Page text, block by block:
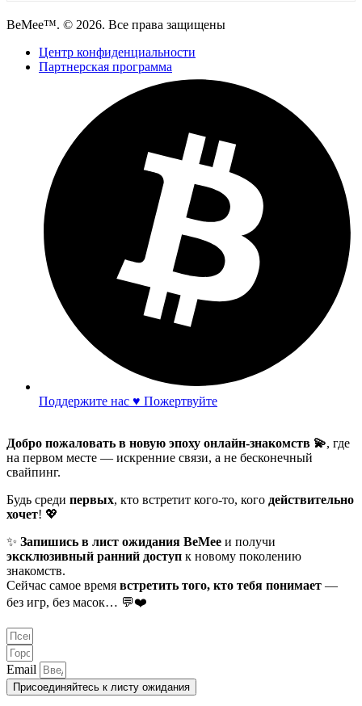
BeMee™. © 2026. Все права защищены
Центр конфиденциальности
Партнерская программа
Поддержите нас ♥ Пожертвуйте
Добро пожаловать в новую эпоху онлайн-знакомств 💫, где
на первом месте — искренние связи, а не бесконечный
свайпинг.
Будь среди первых, кто встретит кого-то, кого действительно
хочет! 💖
✨ Запишись в лист ожидания BeMee и получи
эксклюзивный ранний доступ к новому поколению
знакомств.
Сейчас самое время встретить того, кто тебя понимает —
без игр, без масок… 💬❤️
Email
Присоединяйтесь к листу ожидания